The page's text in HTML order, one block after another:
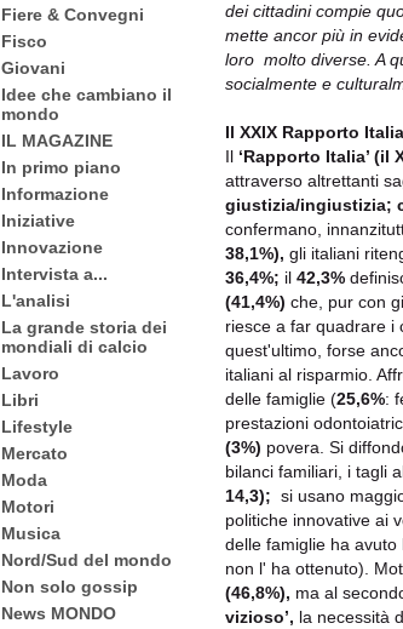
Fiere & Convegni
Fisco
Giovani
Idee che cambiano il
mondo
IL MAGAZINE
In primo piano
Informazione
Iniziative
Innovazione
Intervista a...
L'analisi
La grande storia dei
mondiali di calcio
Lavoro
Libri
Lifestyle
Mercato
Moda
Motori
Musica
Nord/Sud del mondo
Non solo gossip
News MONDO
dei cittadini compie
mette ancor più in
loro molto diverse. A
socialmente e
Il XXIX Rapporto Italia
Il ‘Rapporto Italia’ (il
attraverso altrettanti
giustizia/ingiustizia;
confermano,
38,1%), gli italiani
36,4%; il 42,3%
(41,4%) che, pur con
riesce a far quadrare i
quest'ultimo, forse
italiani al risparmio.
delle famiglie (25,6%:
prestazioni
(3%) povera. Si
bilanci familiari, i tagli
14,3); si usano
politiche innovative ai
delle famiglie ha
non l' ha ottenuto).
(46,8%), ma al
vizioso’, la necessità